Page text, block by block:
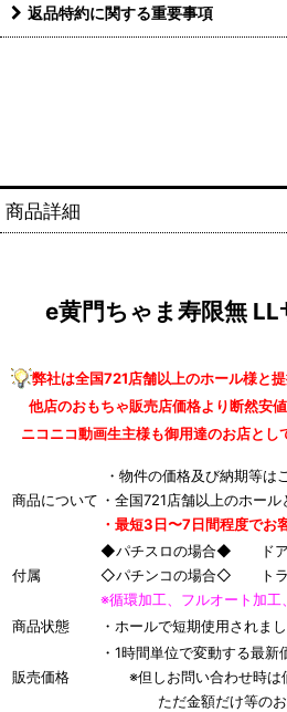
返品特約に関する重要事項
商品詳細
e黄門ちゃま寿限無
弊社は全国721店舗以上のホール様と
他店のおもちゃ販売店価格より断然安
ニコニコ動画生主様も御用達のお店とし
商品について
・物件の価格及び納期等は
・全国721店舗以上のホー
・最短3日〜7日間程度でお
付属
◆パチスロの場合◆ ドア
◇パチンコの場合◇ トラ
※循環加工、フルオート加
商品状態
・ホールで短期使用されま
販売価格
・1時間単位で変動する最新
※但しお問い合わせ時は価
ただ金額だけ等のお問い